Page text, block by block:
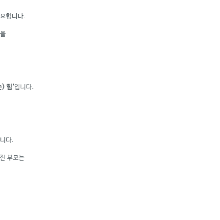
합니다.
) 힘'입니다.
다.
부모는